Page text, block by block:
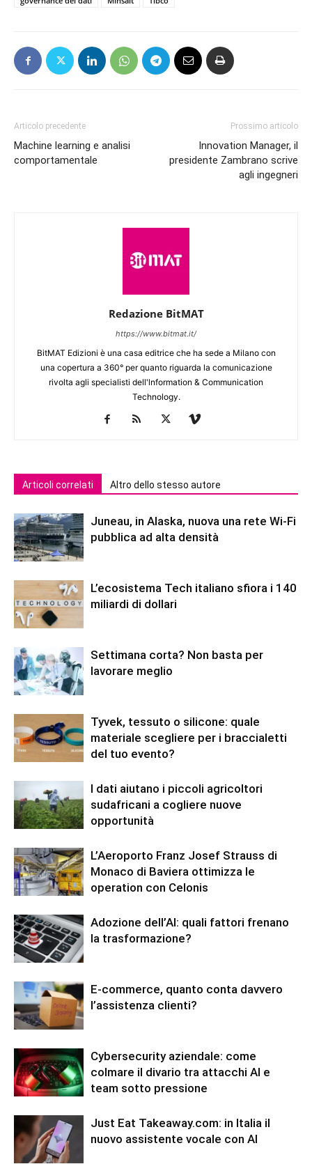
Articolo precedente
Machine learning e analisi
comportamentale
Prossimo articolo
Innovation Manager, il
presidente Zambrano scrive
agli ingegneri
Redazione BitMAT
https://www.bitmat.it/
BitMAT Edizioni è una casa editrice che ha sede a Milano con
una copertura a 360° per quanto riguarda la comunicazione
rivolta agli specialisti dell'lnformation & Communication
Technology.
Articoli correlati Altro dello stesso autore
Juneau, in Alaska, nuova una rete Wi-Fi
pubblica ad alta densità
L’ecosistema Tech italiano sfiora i 140
miliardi di dollari
Settimana corta? Non basta per
lavorare meglio
Tyvek, tessuto o silicone: quale
materiale scegliere per i braccialetti
del tuo evento?
I dati aiutano i piccoli agricoltori
sudafricani a cogliere nuove
opportunità
L’Aeroporto Franz Josef Strauss di
Monaco di Baviera ottimizza le
operation con Celonis
Adozione dell’AI: quali fattori frenano
la trasformazione?
E-commerce, quanto conta davvero
l’assistenza clienti?
Cybersecurity aziendale: come
colmare il divario tra attacchi AI e
team sotto pressione
Just Eat Takeaway.com: in Italia il
nuovo assistente vocale con AI